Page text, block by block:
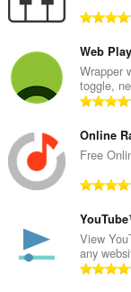
Web
Wrapper
toggle,
Online
Free
View
any